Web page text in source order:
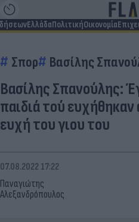
ΕλλάδαΠολιτικήΟικονομία
Σπορ Βασίλης
Βασίλης Σπανούλης:
παιδιά τού
ευχή του γιου του
Παναγιώτης
Αλεξανδρόπουλος
07.08.2022 17:22